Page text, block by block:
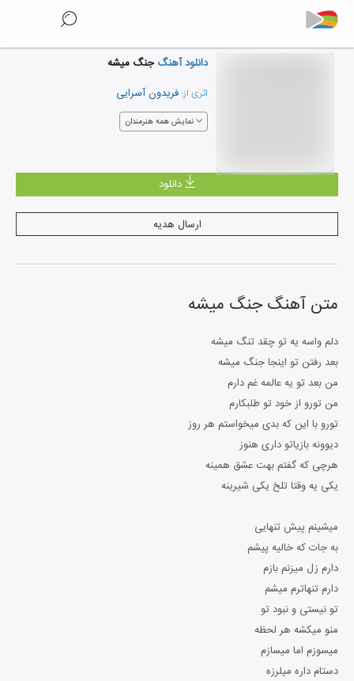
دانلود آهنگجنگ میشه
اثری از: فریدون آسرایی
نمایش همه هنرمندان
دانلود
ارسال هدیه
متن آهنگجنگ میشه
دلم واسه یه تو چقد تنگ میشه
بعد رفتن تو اینجا جنگ میشه
من بعد تو یه عالمه غم دارم
من تورو از خود تو طلبکارم
تورو با این که بدی میخواستم هر روز
دیوونه بازیاتو داری هنوز
هرچی که گفتم بهت عشق همینه
یکی یه وقتا تلخ یکی شیرینه
میشینم پیش تنهایی
به جات که خالیه پیشم
دارم زل میزنم بازم
دارم تنهاترم میشم
تو نیستی و نبود تو
منو میکشه هر لحظه
میسوزم اما میسازم
دستام داره میلرزه